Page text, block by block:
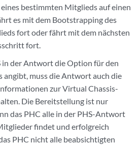
bestimmten Mitglieds auf einen
es mit dem Bootstrapping des
fort oder fährt mit dem nächsten
fort.
in der Antwort die Option für den
muss die Antwort auch die
zur Virtual Chassis-
Die Bereitstellung ist nur
das PHC alle in der PHS-Antwort
findet und erfolgreich
PHC nicht alle beabsichtigten